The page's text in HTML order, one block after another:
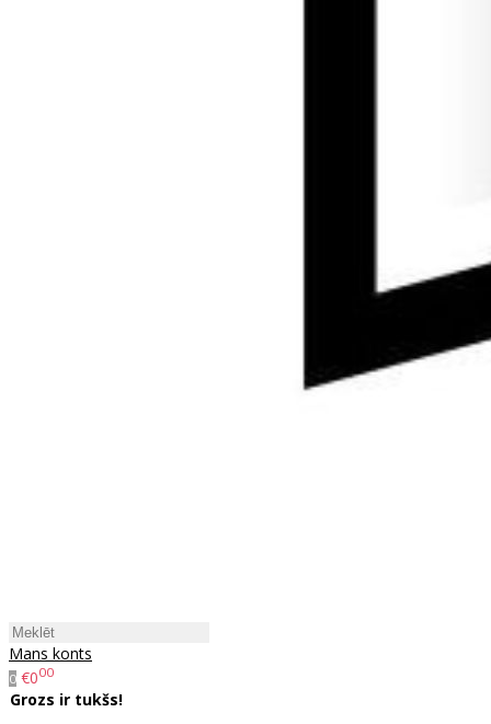
Mans konts
0 €000
Grozs ir tukšs!